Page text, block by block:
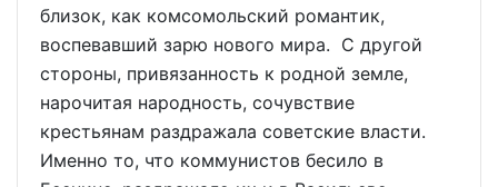
близок, как комсомольский романтик,
воспевавший зарю нового мира. С другой
стороны, привязанность к родной земле,
нарочитая народность, сочувствие
крестьянам раздражала советские власти.
Именно то, что коммунистов бесило в